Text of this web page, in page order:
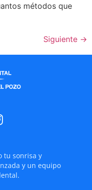
métodos que
Siguiente →
tu sonrisa y
y un equipo